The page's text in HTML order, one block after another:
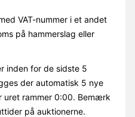
VAT-nummer i et andet
på hammerslag eller
inden for de sidste 5
der automatisk 5 nye
uret rammer 0:00. Bemærk
på auktionerne.